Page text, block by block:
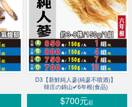
D3【新鮮純人蔘(純蔘不噴酒)】
韓庄の錦山✔6年根(食品)
$700元起